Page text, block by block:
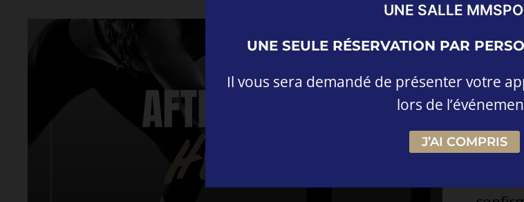
Date :
Lieu :
UNE SALLE
UNE SEULE RÉSERVATION PAR
Il vous sera demandé de présenter votre
lors de
J’AI COMPRIS